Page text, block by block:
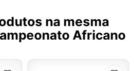
na mesma
Africano